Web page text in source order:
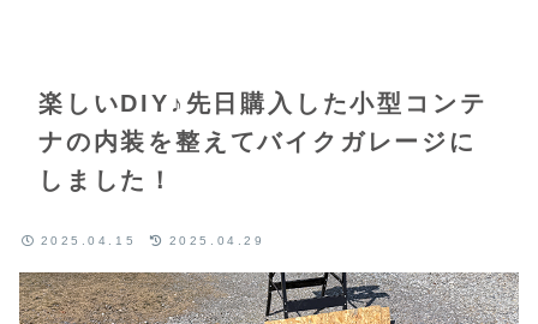
楽しいDIY♪先日購入した小型コンテ
ナの内装を整えてバイクガレージに
しました！
2025.04.15 2025.04.29